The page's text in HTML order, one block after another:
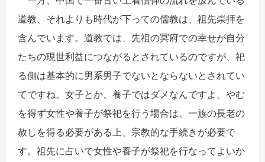
道教、それよりも時代が下っての儒教は、祖先崇拝を
含んでいます。道教では、先祖の冥府での幸せが自分
たちの現世利益につながるとされているのですが、祀
る側は基本的に男系男子でないとならないとされてい
てですね。女子とか、養子ではダメなんですよ。やむ
を得ず女性や養子が祭祀を行う場合は、一族の長老の
赦しを得る必要がある上、宗教的な手続きが必要で
す。祖先に占いで女性や養子が祭祀を行なってよいか